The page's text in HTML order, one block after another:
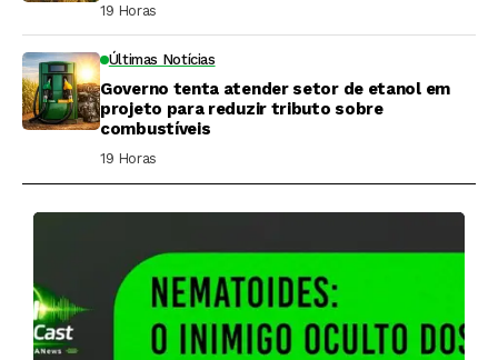
19 Horas ⁮
Últimas Notícias
Governo tenta atender setor de etanol em
projeto para reduzir tributo sobre
combustíveis
19 Horas ⁮